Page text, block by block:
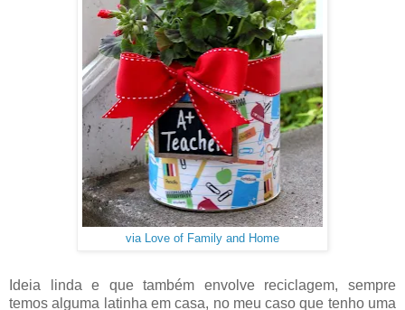
via Love of Family and Home
Ideia linda e que também envolve reciclagem, sempre
temos alguma latinha em casa, no meu caso que tenho uma